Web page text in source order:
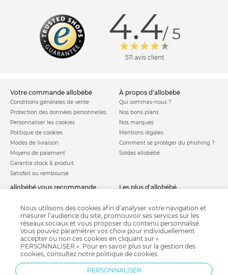
4.4/ 5
511 avis client
votre commande allobébé
Conditions générales de vente
Protection des données personnelles
Personnaliser les cookies
Politique de cookies
Modes de livraison
Moyens de paiement
Garantie stock & produit
Satisfait ou remboursé
à propos d'allobébé
Qui sommes-nous ?
Nos bons plans
Nos marques
Mentions légales
Comment se protéger du phishing ?
Soldes allobébé
allobébé vous recommande
Nos labels
Nos licences
Besoin d'aide ?
FAQ
les plus d'allobébé
Infos conseils
Jeux concours
Valise de maternité
Parrainage
Paiement sécurisé
Nous utilisons des cookies afin d’analyser votre navigation et
mesurer l’audience du site, promouvoir ses services sur les
réseaux sociaux et vous proposer du contenu personnalisé.
Vous pouvez paramétrer vos choix pour individuellement
accepter ou non ces cookies en cliquant sur «
PERSONNALISER ». Pour en savoir plus sur la gestion des
cookies, consultez notre politique de cookies.
PERSONNALISER